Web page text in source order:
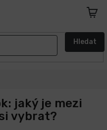
Hledat
jaký je mezi
vybrat?